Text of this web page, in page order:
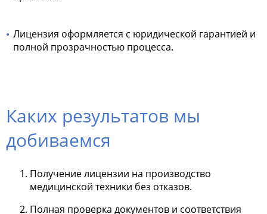
Лицензия оформляется с юридической гарантией и
полной прозрачностью процесса.
Каких результатов мы
добиваемся
Получение лицензии на производство
медицинской техники без отказов.
Полная проверка документов и соответствия